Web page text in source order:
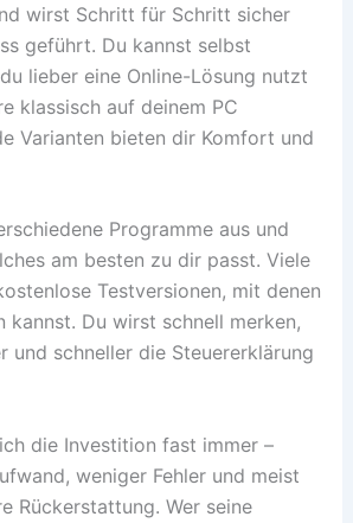
wirst Schritt für Schritt sicher
geführt. Du kannst selbst
lieber eine Online-Lösung nutzt
klassisch auf deinem PC
Varianten bieten dir Komfort und
Programme aus und
am besten zu dir passt. Viele
Testversionen, mit denen
Du wirst schnell merken,
und schneller die Steuererklärung
die Investition fast immer –
weniger Fehler und meist
Rückerstattung. Wer seine